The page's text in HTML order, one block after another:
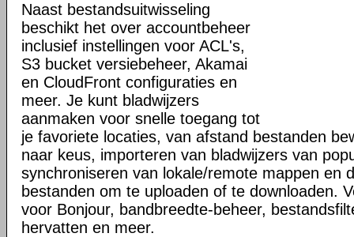
Naast bestandsuitwisseling
beschikt het over accountbeheer
inclusief instellingen voor ACL's,
S3 bucket versiebeheer, Akamai
en CloudFront configuraties en
meer. Je kunt bladwijzers
aanmaken voor snelle toegang tot
je favoriete locaties, van afstand bestanden
naar keus, importeren van bladwijzers van
synchroniseren van lokale/remote mappen en
bestanden om te uploaden of te downloaden.
voor Bonjour, bandbreedte-beheer,
hervatten en meer.